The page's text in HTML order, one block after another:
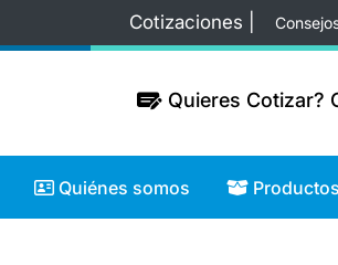
Cotizaciones |
Quieres Cotizar?
Quieres Cotizar?
Quiénes somos
Quiénes somos Productos
Productos